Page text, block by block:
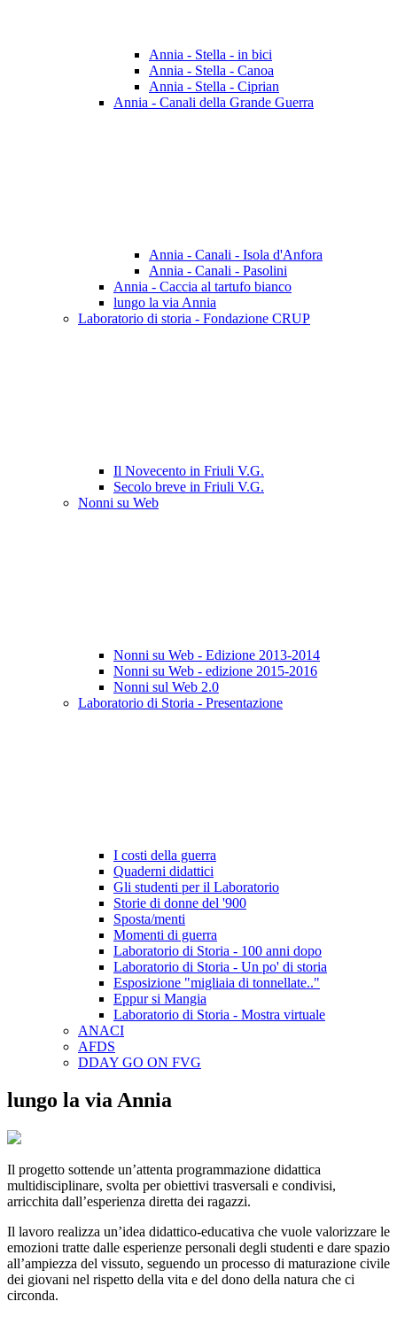
Annia - Stella - in bici
Annia - Stella - Canoa
Annia - Stella - Ciprian
Annia - Canali della Grande Guerra
Annia - Canali - Isola d'Anfora
Annia - Canali - Pasolini
Annia - Caccia al tartufo bianco
lungo la via Annia
Laboratorio di storia - Fondazione CRUP
Il Novecento in Friuli V.G.
Secolo breve in Friuli V.G.
Nonni su Web
Nonni su Web - Edizione 2013-2014
Nonni su Web - edizione 2015-2016
Nonni sul Web 2.0
Laboratorio di Storia - Presentazione
I costi della guerra
Quaderni didattici
Gli studenti per il Laboratorio
Storie di donne del '900
Sposta/menti
Momenti di guerra
Laboratorio di Storia - 100 anni dopo
Laboratorio di Storia - Un po' di storia
Esposizione "migliaia di tonnellate.."
Eppur si Mangia
Laboratorio di Storia - Mostra virtuale
ANACI
AFDS
DDAY GO ON FVG
lungo la via Annia
Il progetto sottende un’attenta programmazione didattica
multidisciplinare, svolta per obiettivi trasversali e condivisi,
arricchita dall’esperienza diretta dei ragazzi.
Il lavoro realizza un’idea didattico-educativa che vuole valorizzare le
emozioni tratte dalle esperienze personali degli studenti e dare spazio
all’ampiezza del vissuto, seguendo un processo di maturazione civile
dei giovani nel rispetto della vita e del dono della natura che ci
circonda.